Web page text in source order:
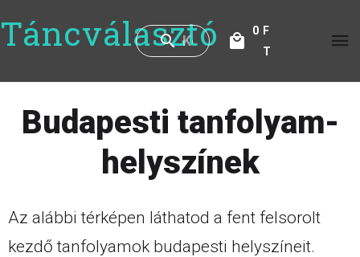
Táncválasztó
F
T
0
Budapesti tanfolyam-
helyszínek
Az alábbi térképen láthatod a fent felsorolt
kezdő tanfolyamok budapesti helyszíneit.